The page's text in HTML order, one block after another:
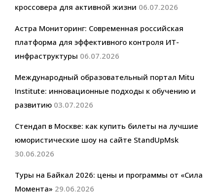
кроссовера для активной жизни 06.07.2026
Астра Мониторинг: Современная российская
платформа для эффективного контроля ИТ-
инфраструктуры 06.07.2026
Международный образовательный портал Mitu
Institute: инновационные подходы к обучению и
развитию 03.07.2026
Стендап в Москве: как купить билеты на лучшие
юмористические шоу на сайте StandUpMsk
30.06.2026
Туры на Байкал 2026: цены и программы от «Сила
Момента» 29.06.2026